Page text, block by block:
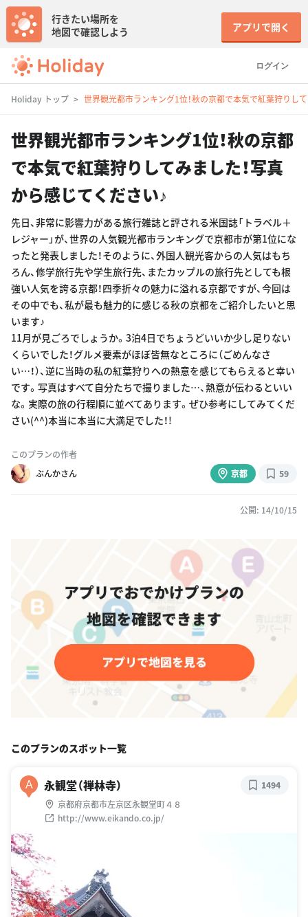
ログイン
行きたい場所を
地図で確認しよう
アプリで開く
Holiday トップ 世界観光都市ランキング1位！秋の京都で本気で紅葉狩りし
世界観光都市ランキング1位！秋の京都
で本気で紅葉狩りしてみました！写真
から感じてください♪
先日、非常に影響力がある旅行雑誌と評される米国誌「トラベル＋
レジャー」が、世界の人気観光都市ランキングで京都市が第1位にな
ったと発表しました！そのように、外国人観光客からの人気はもち
ろん、修学旅行先や学生旅行先、またカップルの旅行先としても根
強い人気を誇る京都！四季折々の魅力に溢れる京都ですが、今回は
その中でも、私が最も魅力的に感じる秋の京都をご紹介したいと思
います♪
11月が見ごろでしょうか。3泊4日でちょうどいいか少し足りない
くらいでした！グルメ要素がほぼ皆無なところに（ごめんなさ
い…！）、逆に当時の私の紅葉狩りへの熱意を感じてもらえると幸い
です。写真はすべて自分たちで撮りました…、熱意が伝わるといい
な。実際の旅の行程順に並べてあります。ぜひ参考にしてみてくだ
さい(^^)本当に本当に大満足でした！!
このプランの作者
ぶんかさん
京都 59
公開: 14/10/15
このプランのスポット一覧
A 永観堂（禅林寺）
京都府京都市左京区永観堂町４８
http://www.eikando.co.jp/
1494